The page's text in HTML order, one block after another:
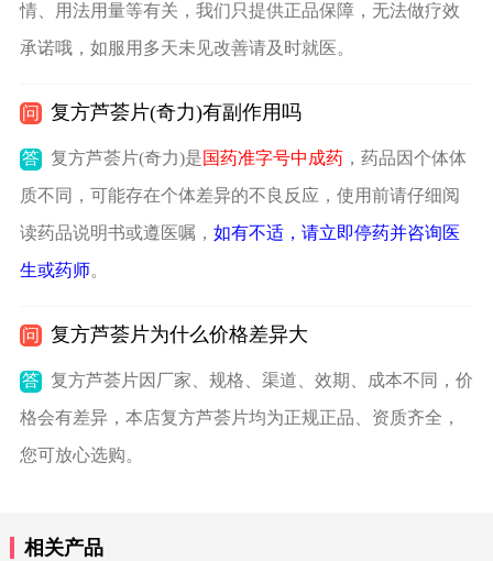
情、用法用量等有关，我们只提供正品保障，无法做疗效
承诺哦，如服用多天未见改善请及时就医。
问 复方芦荟片(奇力)有副作用吗
答 复方芦荟片(奇力)是国药准字号中成药，药品因个体体
质不同，可能存在个体差异的不良反应，使用前请仔细阅
读药品说明书或遵医嘱， 如有不适，请立即停药并咨询医
生或药师。
问 复方芦荟片为什么价格差异大
答 复方芦荟片因厂家、规格、渠道、效期、成本不同，价
格会有差异，本店复方芦荟片均为正规正品、资质齐全，
您可放心选购。
相关产品